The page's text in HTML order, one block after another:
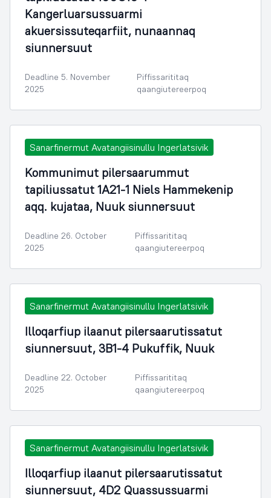
Kangerluarsussuarmi
akuersissuteqarfiit, nunaannaq
siunnersuut
Deadline 5. November
2025
Piffissarititaq
qaangiutereerpoq
Sanarfinermut Avatangiisinullu Ingerlatsivik
Kommunimut pilersaarummut
tapiliussatut 1A21-1 Niels Hammekenip
aqq. kujataa, Nuuk siunnersuut
Deadline 26. October
2025
Piffissarititaq
qaangiutereerpoq
Sanarfinermut Avatangiisinullu Ingerlatsivik
Illoqarfiup ilaanut pilersaarutissatut
siunnersuut, 3B1-4 Pukuffik, Nuuk
Deadline 22. October
2025
Piffissarititaq
qaangiutereerpoq
Sanarfinermut Avatangiisinullu Ingerlatsivik
Illoqarfiup ilaanut pilersaarutissatut
siunnersuut, 4D2 Quassussuarmi